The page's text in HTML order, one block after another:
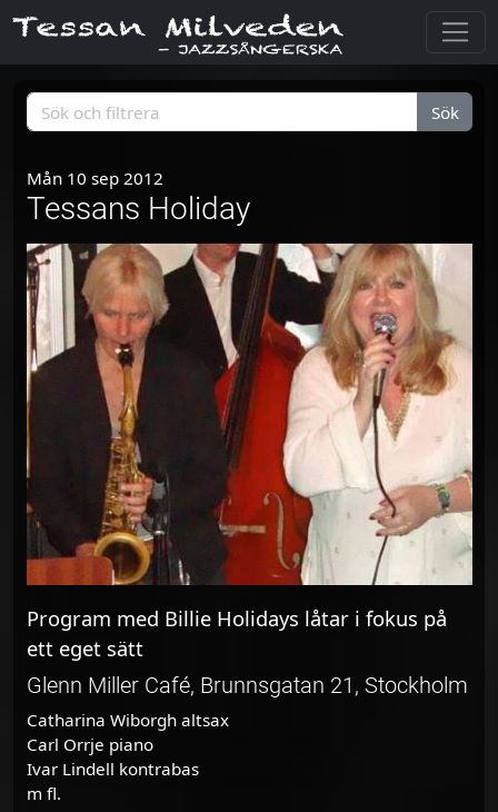
Sök
Mån 10 sep 2012
Tessans Holiday
Program med Billie Holidays låtar i fokus på
ett eget sätt
Glenn Miller Café, Brunnsgatan 21, Stockholm
Catharina Wiborgh altsax
Carl Orrje piano
Ivar Lindell kontrabas
m fl.